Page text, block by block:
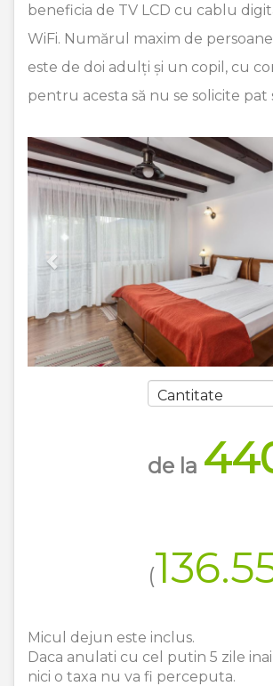
beneficia de TV LCD cu cablu
WiFi. Numărul maxim de
este de doi adulți și un copil, cu
pentru acesta să nu se solicite
Previous
de la
(
Micul dejun este inclus.
Daca anulati cu cel putin 5 zile
nici o taxa nu va fi perceputa.